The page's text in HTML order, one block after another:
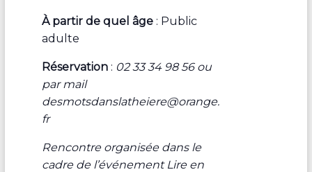
À partir de quel âge: Public
adulte
Réservation: 02 33 34 98 56 ou
par mail
desmotsdanslatheiere@orange.
fr
Rencontre organisée dans le
cadre de l’événement Lire en